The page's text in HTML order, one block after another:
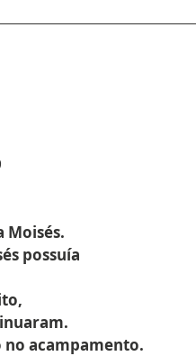
Moisés.
possuía
acampamento.